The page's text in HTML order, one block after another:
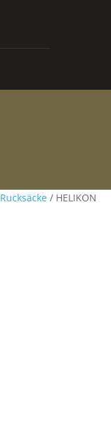
Rucksäcke / HELIKON